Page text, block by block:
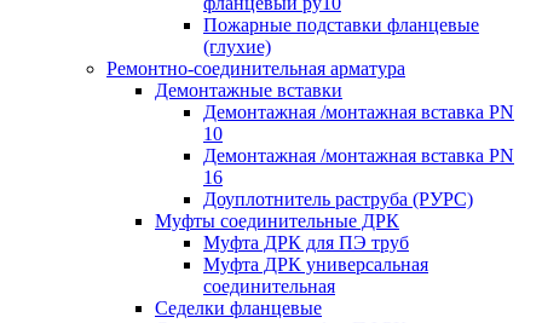
Пожарные подставки фланцевые
(глухие)
Ремонтно-соединительная арматура
Демонтажные вставки
Демонтажная /монтажная вставка PN
10
Демонтажная /монтажная вставка PN
16
Доуплотнитель раструба (РУРС)
Муфты соединительные ДРК
Муфта ДРК для ПЭ труб
Муфта ДРК универсальная
соединительная
Седелки фланцевые